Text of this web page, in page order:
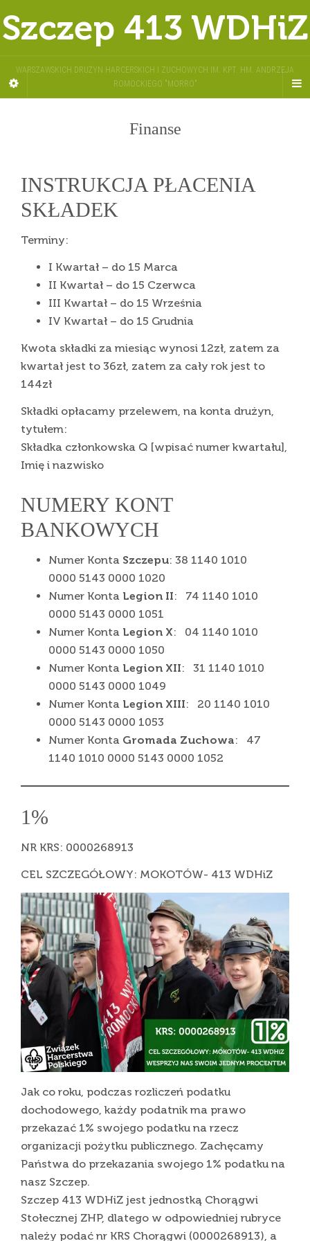
Szczep 413 WDHiZ
WARSZAWSKICH DRUŻYN HARCERSKICH I ZUCHOWYCH IM. KPT. HM. ANDRZEJA
ROMOCKIEGO "MORRO"
Finanse
INSTRUKCJA PŁACENIA
SKŁADEK
Terminy:
I Kwartał – do 15 Marca
II Kwartał – do 15 Czerwca
III Kwartał – do 15 Września
IV Kwartał – do 15 Grudnia
Kwota składki za miesiąc wynosi 12zł, zatem za
kwartał jest to 36zł, zatem za cały rok jest to
144zł
Składki opłacamy przelewem, na konta drużyn,
tytułem:
Składka członkowska Q [wpisać numer kwartału],
Imię i nazwisko
NUMERY KONT
BANKOWYCH
Numer Konta Szczepu: 38 1140 1010
0000 5143 0000 1020
Numer Konta Legion II: 74 1140 1010
0000 5143 0000 1051
Numer Konta Legion X: 04 1140 1010
0000 5143 0000 1050
Numer Konta Legion XII: 31 1140 1010
0000 5143 0000 1049
Numer Konta Legion XIII: 20 1140 1010
0000 5143 0000 1053
Numer Konta Gromada Zuchowa: 47
1140 1010 0000 5143 0000 1052
1%
NR KRS: 0000268913
CEL SZCZEGÓŁOWY: MOKOTÓW- 413 WDHiZ
Jak co roku, podczas rozliczeń podatku
dochodowego, każdy podatnik ma prawo
przekazać 1% swojego podatku na rzecz
organizacji pożytku publicznego. Zachęcamy
Państwa do przekazania swojego 1% podatku na
nasz Szczep.
Szczep 413 WDHiZ jest jednostką Chorągwi
Stołecznej ZHP, dlatego w odpowiedniej rubryce
należy podać nr KRS Chorągwi (0000268913), a